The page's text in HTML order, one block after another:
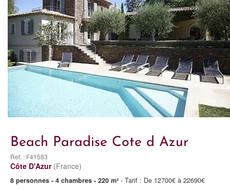
Beach Paradise Cote d Azur
Ref. : F41583
Côte D'Azur (France)
8 personnes - 4 chambres - 220 m² - Tarif : De 12700€ à 22690€